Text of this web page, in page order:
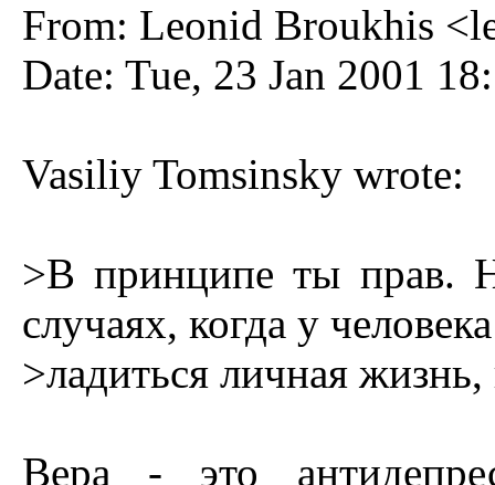
From: Leonid Broukhis <
Date: Tue, 23 Jan 2001
Vasiliy Tomsinsky wrote:
>В принципе ты прав.
случаях, когда у
>ладиться личная
Вера - это